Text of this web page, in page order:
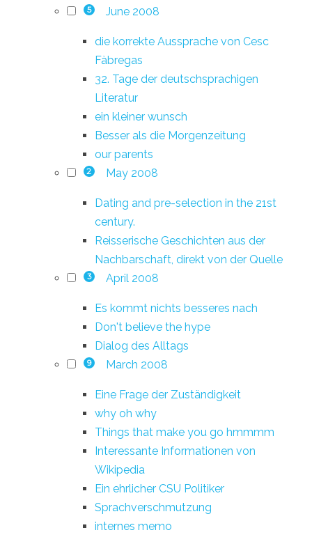
5 June 2008
die korrekte Aussprache von Cesc
Fàbregas
32. Tage der deutschsprachigen
Literatur
ein kleiner wunsch
Besser als die Morgenzeitung
our parents
2 May 2008
Dating and pre-selection in the 21st
century.
Reisserische Geschichten aus der
Nachbarschaft, direkt von der Quelle
3 April 2008
Es kommt nichts besseres nach
Don't believe the hype
Dialog des Alltags
9 March 2008
Eine Frage der Zuständigkeit
why oh why
Things that make you go hmmmm
Interessante Informationen von
Wikipedia
Ein ehrlicher CSU Politiker
Sprachverschmutzung
internes memo